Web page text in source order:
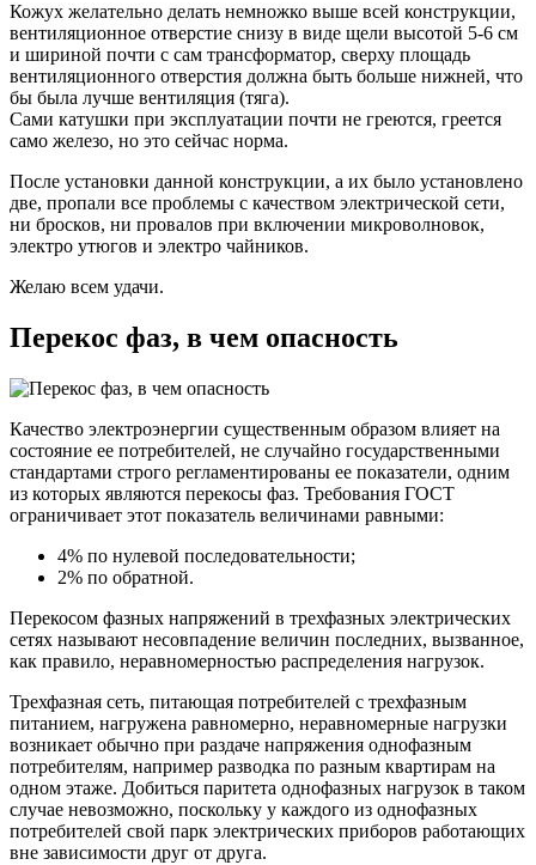
Кожух желательно делать немножко выше всей конструкции,
вентиляционное отверстие снизу в виде щели высотой 5-6 см
и шириной почти с сам трансформатор, сверху площадь
вентиляционного отверстия должна быть больше нижней, что
бы была лучше вентиляция (тяга).
Сами катушки при эксплуатации почти не греются, греется
само железо, но это сейчас норма.
После установки данной конструкции, а их было установлено
две, пропали все проблемы с качеством электрической сети,
ни бросков, ни провалов при включении микроволновок,
электро утюгов и электро чайников.
Желаю всем удачи.
Перекос фаз, в чем опасность
Качество электроэнергии существенным образом влияет на
состояние ее потребителей, не случайно государственными
стандартами строго регламентированы ее показатели, одним
из которых являются перекосы фаз. Требования ГОСТ
ограничивает этот показатель величинами равными:
4% по нулевой последовательности;
2% по обратной.
Перекосом фазных напряжений в трехфазных электрических
сетях называют несовпадение величин последних, вызванное,
как правило, неравномерностью распределения нагрузок.
Трехфазная сеть, питающая потребителей с трехфазным
питанием, нагружена равномерно, неравномерные нагрузки
возникает обычно при раздаче напряжения однофазным
потребителям, например разводка по разным квартирам на
одном этаже. Добиться паритета однофазных нагрузок в таком
случае невозможно, поскольку у каждого из однофазных
потребителей свой парк электрических приборов работающих
вне зависимости друг от друга.